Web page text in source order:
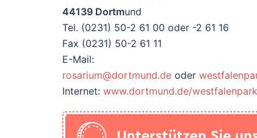
44139 Dortmund
Tel. (0231) 50-2 61 00 oder -2 61 16
Fax (0231) 50-2 61 11
E-Mail:
rosarium@dortmund.de oder
Internet: www.dortmund.de/westfalenpark